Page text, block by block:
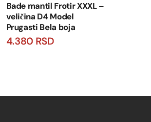
Bade mantil Frotir XXXL –
veličina D4 Model
Prugasti Bela boja
4.380 RSD